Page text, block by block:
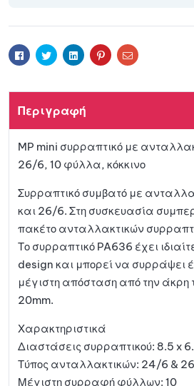
Facebook
TwitterLinkedinPinterestEmail
Περιγραφή
MP mini συρραπτικό με
26/6, 10 φύλλα, κόκκινο
Συρραπτικό συμβατό με
και 26/6. Στη συσκευασία
πακέτο ανταλλακτικών
Το συρραπτικό PA636 έχει
design και μπορεί να συρράψει
μέγιστη απόσταση από την άκρη
20mm.
Χαρακτηριστικά
Διαστάσεις συρραπτικού: 8.5 x
Τύπος ανταλλακτικών: 24/6 &
Μέγιστη συρραφή φύλλων: 10